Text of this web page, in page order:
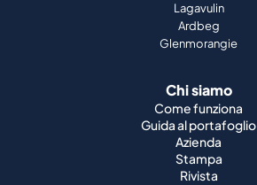
Lagavulin
Ardbeg
Glenmorangie
Chi siamo
Come funziona
Guida al portafoglio
Azienda
Stampa
Rivista